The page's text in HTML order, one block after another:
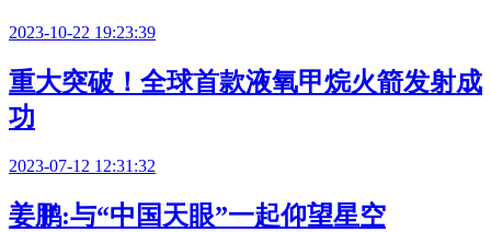
2023-10-22 19:23:39
重大突破！全球首款液氧甲烷火箭发射成
功
2023-07-12 12:31:32
姜鹏:与“中国天眼”一起仰望星空